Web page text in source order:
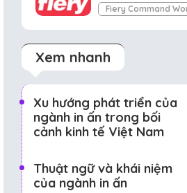
Fiery Command
Xem nhanh
Xu hướng phát triển của
ngành in ấn trong bối
cảnh kinh tế Việt Nam
Thuật ngữ và khái niệm
của ngành in ấn